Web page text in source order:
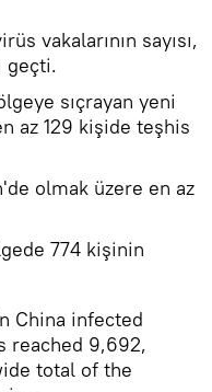
vakalarının sayısı,
geçti.
sıçrayan yeni
az 129 kişide teşhis
olmak üzere en az
774 kişinin
China infected
reached 9,692,
total of the